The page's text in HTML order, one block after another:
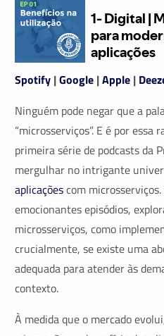
Spotify |Google |Apple |
Ninguém pode negar que a
“microsserviços”. E é por essa
primeira série de podcasts da
mergulhar no intrigante
aplicaçõescom
emocionantes episódios,
microsserviços, como
crucialmente, se existe uma
adequada para atender às
contexto.
À medida que o mercado